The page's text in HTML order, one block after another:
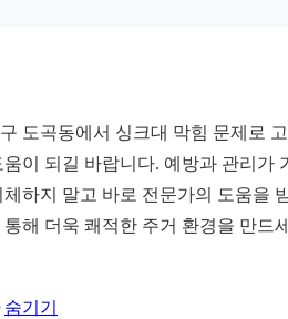
도곡동에서 싱크대 막힘 문제로
움이 되길 바랍니다. 예방과 관리가
체하지 말고 바로 전문가의 도움을
통해 더욱 쾌적한 주거 환경을 만드
숨기기